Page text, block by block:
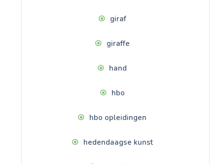
giraf
giraffe
hand
hbo
hbo opleidingen
hedendaagse kunst